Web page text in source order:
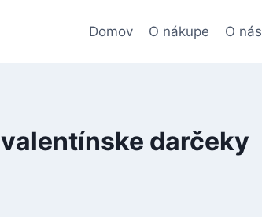
Domov O nákupe O nás
valentínske darčeky